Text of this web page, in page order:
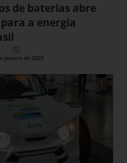
de baterias abre
a energia
janeiro de 2025